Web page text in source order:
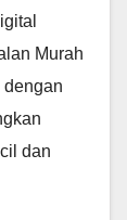
Murah
dengan
dan